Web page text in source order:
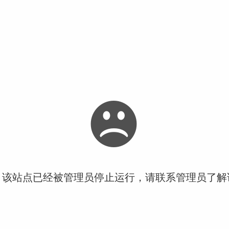
站点已经被管理员停止运行，请联系管理员了